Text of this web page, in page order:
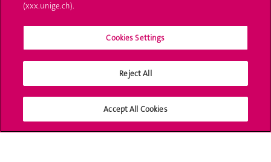
Media
University Structures
Social Media
(xxx.unige.ch).
Cookies Settings
Reject All
Accept All Cookies